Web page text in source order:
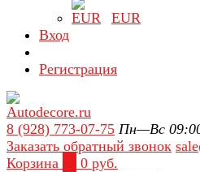
EUR
Вход
Регистрация
8 (928) 773-07-75 Пн—Вс
Заказать обратный звонок
Корзина
0 руб.